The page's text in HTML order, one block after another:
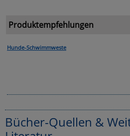
Produktempfehlungen
Hunde-Schwimmweste
Bücher-Quellen &